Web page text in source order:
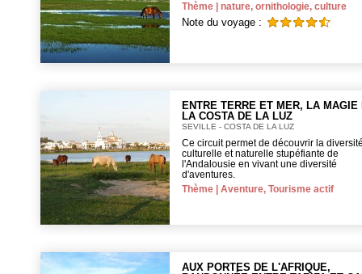
Thème | nature, ornithologie, culture
Note du voyage :
ENTRE TERRE ET MER, LA MAGIE
LA COSTA DE LA LUZ
SEVILLE - COSTA DE LA LUZ
Ce circuit permet de découvrir la
culturelle et naturelle stupéfiante de
l'Andalousie en vivant une diversité
d'aventures.
Thème | Aventure, Tourisme actif
AUX PORTES DE L'AFRIQUE,